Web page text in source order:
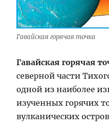
Гавайская горячая точка
Гавайская горячая
северной части
одной из наиболее
изученных горячих
вулканических